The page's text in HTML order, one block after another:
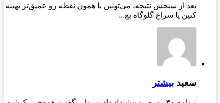
بعد از سنجش نتیجه، می‌تونین یا همون نقطه رو عمیق‌تر بهینه
کنین یا سراغ گلوگاه بع...
سعید بیشتر